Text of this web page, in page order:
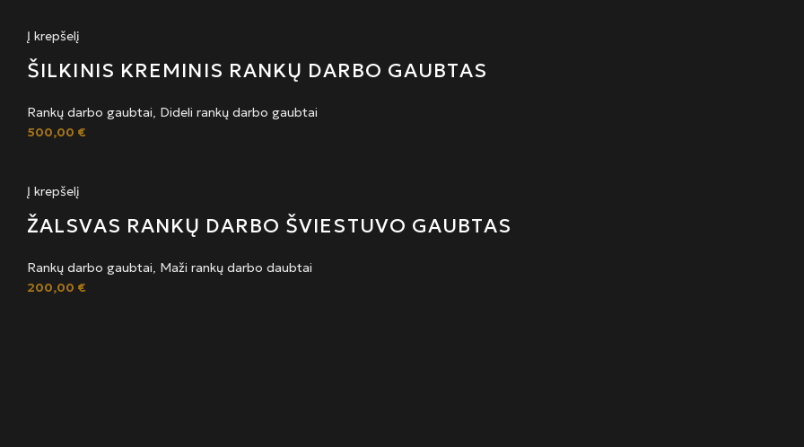
Į krepšelį
ŠILKINIS KREMINIS RANKŲ DARBO GAUBTAS
Rankų darbo gaubtai, Dideli rankų darbo gaubtai
500,00 €
Į krepšelį
ŽALSVAS RANKŲ DARBO ŠVIESTUVO GAUBTAS
Rankų darbo gaubtai, Maži rankų darbo daubtai
200,00 €